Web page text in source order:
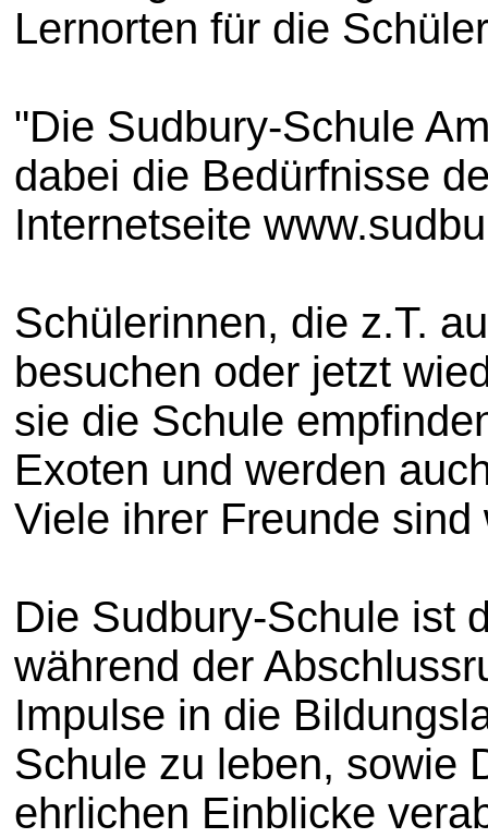
Lernorten für die
"Die Sudbury-Schule
dabei die Bedürfnisse
Internetseite
Schülerinnen, die z.T.
besuchen oder jetzt
sie die Schule
Exoten und werden
Viele ihrer Freunde
Die Sudbury-Schule ist
während der
Impulse in die
Schule zu leben, sowie
ehrlichen Einblicke